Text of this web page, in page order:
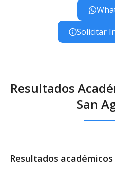
Solicitar
Resultados
San
Resultados académicos